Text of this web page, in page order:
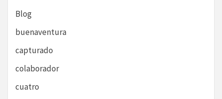
Blog
buenaventura
capturado
colaborador
cuatro